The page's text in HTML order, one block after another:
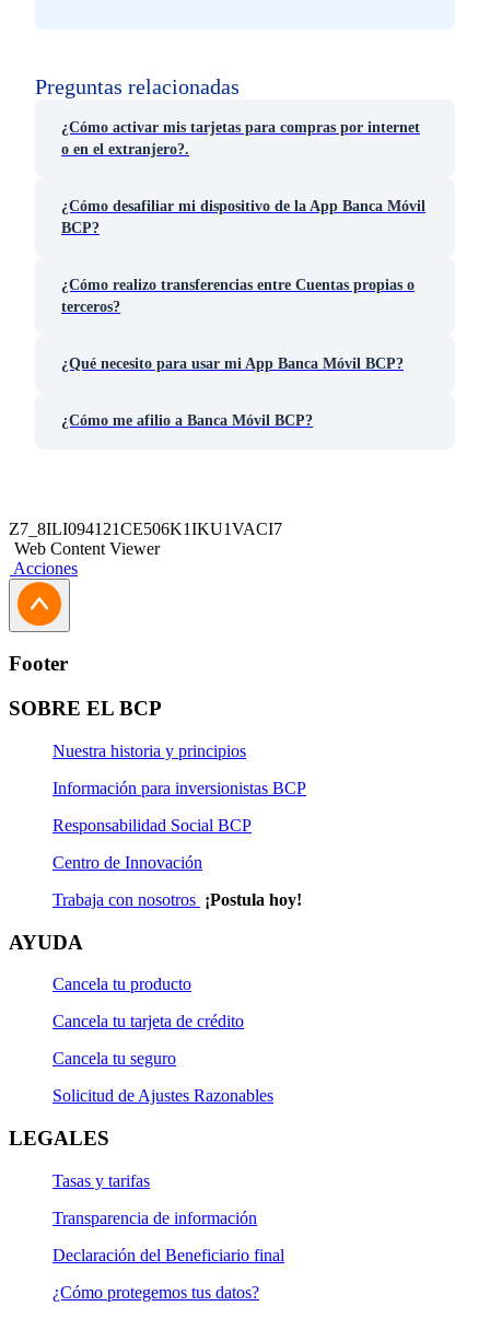
Preguntas relacionadas
¿Cómo activar mis tarjetas para compras por internet
o en el extranjero?.
¿Cómo desafiliar mi dispositivo de la App Banca Móvil
BCP?
¿Cómo realizo transferencias entre Cuentas propias o
terceros?
¿Qué necesito para usar mi App Banca Móvil BCP?
¿Cómo me afilio a Banca Móvil BCP?
Z7_8ILI094121CE506K1IKU1VACI7
Web Content Viewer
Acciones
Footer
SOBRE EL BCP
Nuestra historia y principios
Información para inversionistas BCP
Responsabilidad Social BCP
Centro de Innovación
Trabaja con nosotros ¡Postula hoy!
AYUDA
Cancela tu producto
Cancela tu tarjeta de crédito
Cancela tu seguro
Solicitud de Ajustes Razonables
LEGALES
Tasas y tarifas
Transparencia de información
Declaración del Beneficiario final
¿Cómo protegemos tus datos?